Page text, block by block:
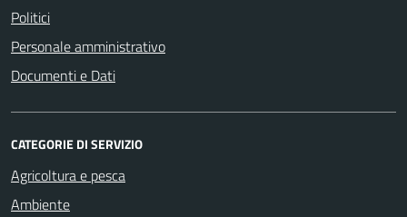
Politici
Personale amministrativo
Documenti e Dati
CATEGORIE DI SERVIZIO
Agricoltura e pesca
Ambiente